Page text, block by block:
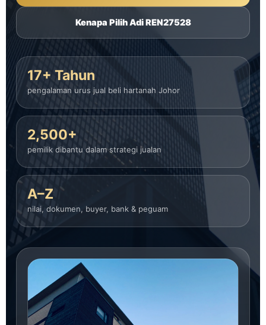
Kenapa Pilih Adi REN27528
17+ Tahun
pengalaman urus jual beli hartanah Johor
2,500+
pemilik dibantu dalam strategi jualan
A–Z
nilai, dokumen, buyer, bank & peguam